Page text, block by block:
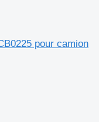
pour camion